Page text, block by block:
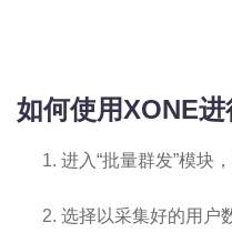
如何使用XONE
进入“批量群发”模块
选择以采集好的用户